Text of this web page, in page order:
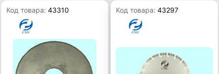
Код товара:43310 Код товара:43297